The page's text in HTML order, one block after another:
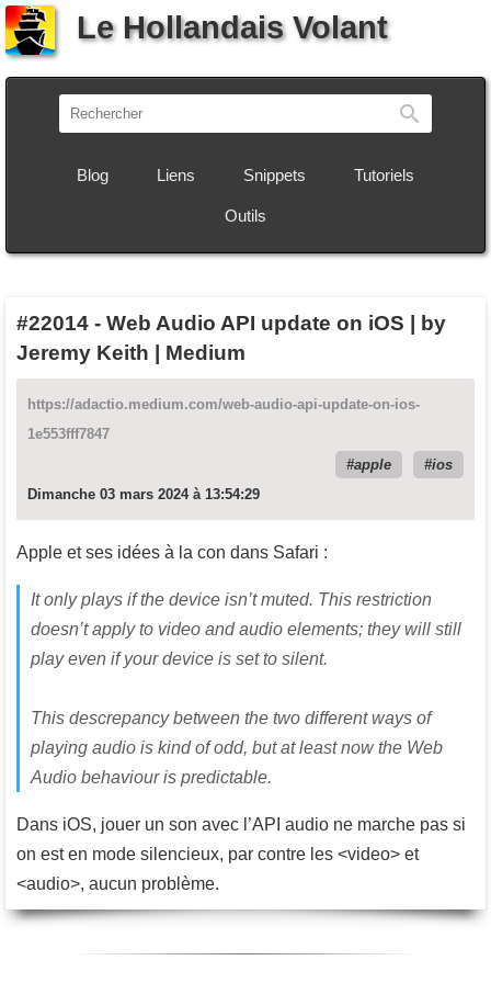
Le Hollandais Volant
Blog Liens Snippets Tutoriels
Outils
#22014 - Web Audio API update on iOS | by
Jeremy Keith | Medium
https://adactio.medium.com/web-audio-api-update-on-ios-
1e553fff7847
apple
ios
Dimanche 03 mars 2024 à 13:54:29
Apple et ses idées à la con dans Safari :
It only plays if the device isn’t muted. This restriction
doesn’t apply to video and audio elements; they will still
play even if your device is set to silent.
This descrepancy between the two different ways of
playing audio is kind of odd, but at least now the Web
Audio behaviour is predictable.
Dans iOS, jouer un son avec l’API audio ne marche pas si
on est en mode silencieux, par contre les <video> et
<audio>, aucun problème.